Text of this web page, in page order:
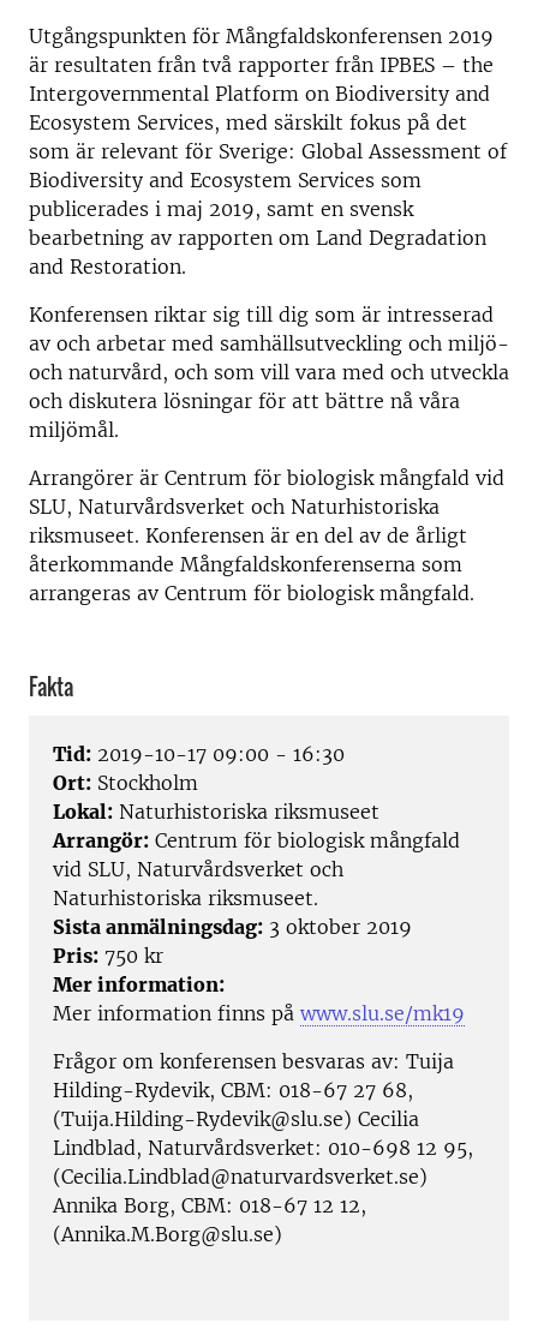
Utgångspunkten för Mångfaldskonferensen 2019
är resultaten från två rapporter från IPBES – the
Intergovernmental Platform on Biodiversity and
Ecosystem Services, med särskilt fokus på det
som är relevant för Sverige: Global Assessment of
Biodiversity and Ecosystem Services som
publicerades i maj 2019, samt en svensk
bearbetning av rapporten om Land Degradation
and Restoration.
Konferensen riktar sig till dig som är intresserad
av och arbetar med samhällsutveckling och miljö-
och naturvård, och som vill vara med och utveckla
och diskutera lösningar för att bättre nå våra
miljömål.
Arrangörer är Centrum för biologisk mångfald vid
SLU, Naturvårdsverket och Naturhistoriska
riksmuseet. Konferensen är en del av de årligt
återkommande Mångfaldskonferenserna som
arrangeras av Centrum för biologisk mångfald.
Fakta
Tid: 2019-10-17 09:00 - 16:30
Ort: Stockholm
Lokal: Naturhistoriska riksmuseet
Arrangör: Centrum för biologisk mångfald
vid SLU, Naturvårdsverket och
Naturhistoriska riksmuseet.
Sista anmälningsdag: 3 oktober 2019
Pris: 750 kr
Mer information:
Mer information finns på www.slu.se/mk19
Frågor om konferensen besvaras av: Tuija
Hilding-Rydevik, CBM: 018-67 27 68,
(Tuija.Hilding-Rydevik@slu.se) Cecilia
Lindblad, Naturvårdsverket: 010-698 12 95,
(Cecilia.Lindblad@naturvardsverket.se)
Annika Borg, CBM: 018-67 12 12,
(Annika.M.Borg@slu.se)